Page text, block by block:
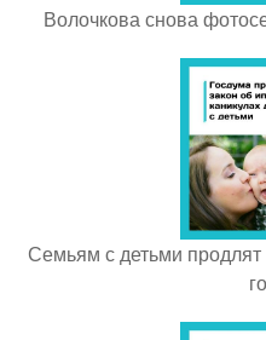
Волочкова снова
Семьям с детьми